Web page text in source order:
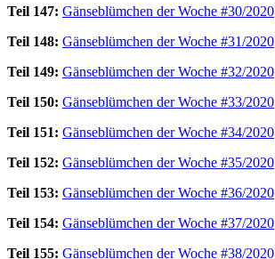
Teil 147: Gänseblümchen der Woche #30/2020
Teil 148: Gänseblümchen der Woche #31/2020
Teil 149: Gänseblümchen der Woche #32/2020
Teil 150: Gänseblümchen der Woche #33/2020
Teil 151: Gänseblümchen der Woche #34/2020
Teil 152: Gänseblümchen der Woche #35/2020
Teil 153: Gänseblümchen der Woche #36/2020
Teil 154: Gänseblümchen der Woche #37/2020
Teil 155: Gänseblümchen der Woche #38/2020